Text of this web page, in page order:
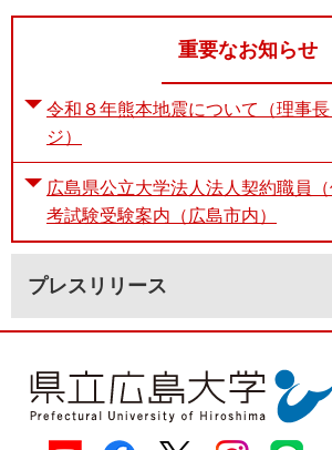
重要なお知らせ
令和８年熊本地震について（理事
ジ）
広島県公立大学法人法人契約職員
考試験受験案内（広島市内）
プレスリリース